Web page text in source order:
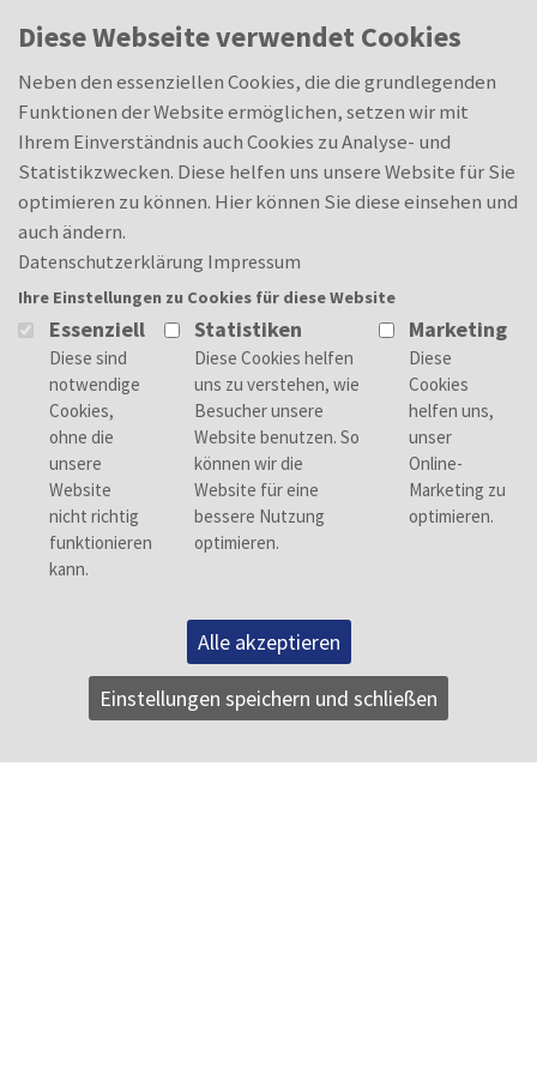
0
Diese Webseite verwendet Cookies
Neben den essenziellen Cookies, die die grundlegenden
Funktionen der Website ermöglichen, setzen wir mit
Ihrem Einverständnis auch Cookies zu Analyse- und
Statistikzwecken. Diese helfen uns unsere Website für Sie
optimieren zu können. Hier können Sie diese einsehen und
auch ändern.
Datenschutzerklärung Impressum
Ihre Einstellungen zu Cookies für diese Website
Essenziell Statistiken Marketing
Alle akzeptieren
Einstellungen speichern und schließen